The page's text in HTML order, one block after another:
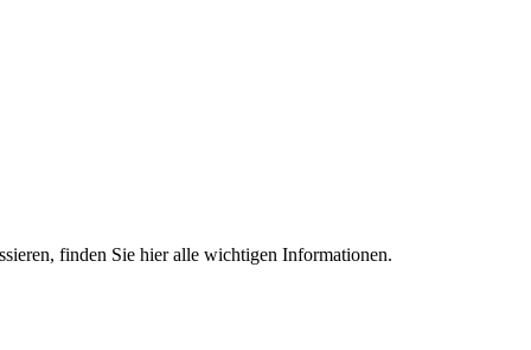
finden Sie hier alle wichtigen Informationen.